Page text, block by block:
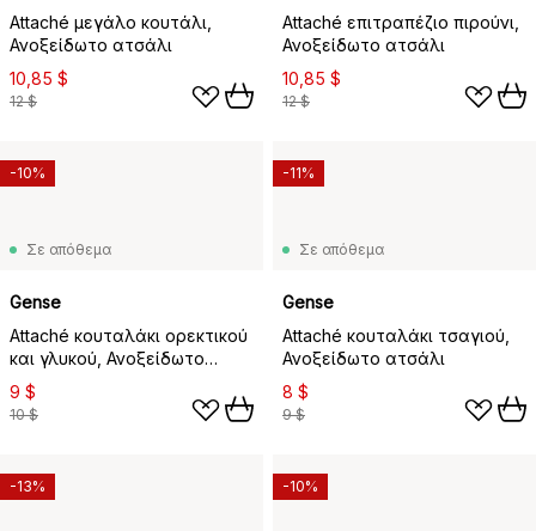
Attaché μεγάλο κουτάλι,
Ανοξείδωτο ατσάλι
10,85 $
12 $
Attaché επιτραπέζιο πιρούνι,
Ανοξείδωτο ατσάλι
10,85 $
12 $
Σε απόθεμα
Gense
Attaché κουταλάκι ορεκτικού
και γλυκού, Ανοξείδωτο
ατσάλι
9 $
10 $
-10%
Σε απόθεμα
Gense
Attaché κουταλάκι τσαγιού,
Ανοξείδωτο ατσάλι
8 $
9 $
-11%
-13% -10%